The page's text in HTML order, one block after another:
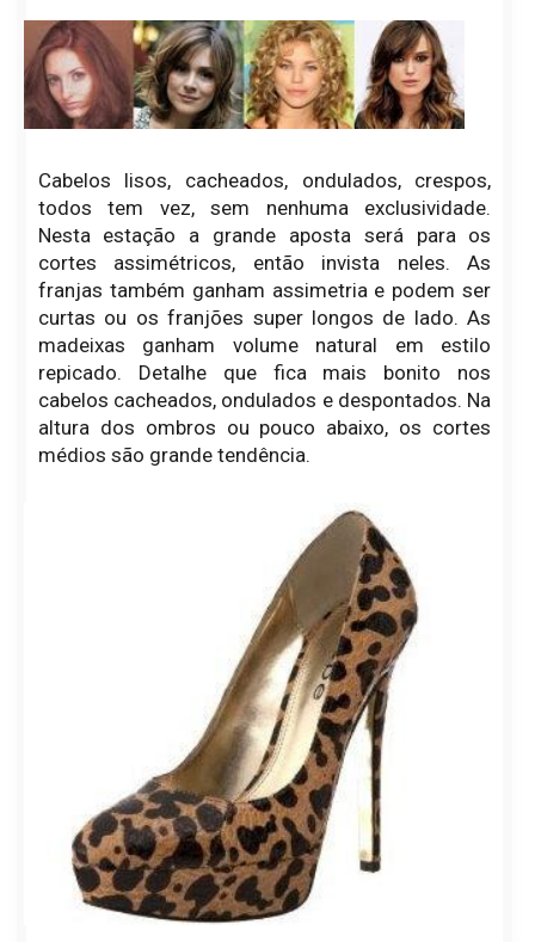
Cabelos lisos, cacheados, ondulados, crespos,
todos tem vez, sem nenhuma exclusividade.
Nesta estação a grande aposta será para os
cortes assimétricos, então invista neles. As
franjas também ganham assimetria e podem ser
curtas ou os franjões super longos de lado. As
madeixas ganham volume natural em estilo
repicado. Detalhe que fica mais bonito nos
cabelos cacheados, ondulados e despontados. Na
altura dos ombros ou pouco abaixo, os cortes
médios são grande tendência.